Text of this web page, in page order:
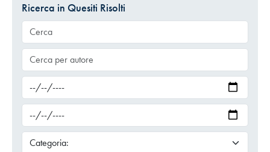
Ricerca in Quesiti Risolti